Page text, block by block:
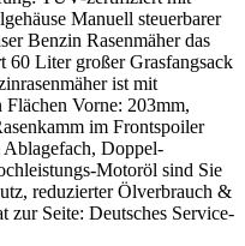
Manuell steuerbarer
Benzin Rasenmäher das
60 Liter großer Grasfangsack
ist mit
Flächen Vorne: 203mm,
im Frontspoiler
Ablagefach, Doppel-
Motoröl sind Sie
reduzierter Ölverbrauch &
Seite: Deutsches Service-